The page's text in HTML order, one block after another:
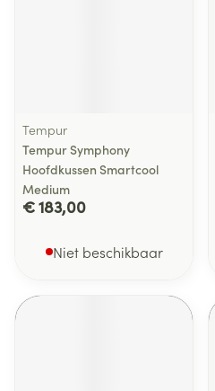
Tempur
Tempur Symphony
Hoofdkussen Smartcool
Medium
€ 183,00
Niet beschikbaar